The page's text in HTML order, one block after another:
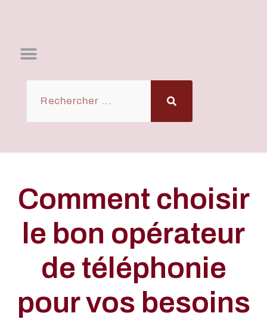
Comment choisir
le bon opérateur
de téléphonie
pour vos besoins